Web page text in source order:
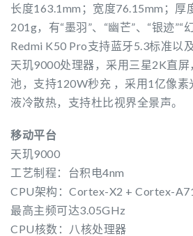
长度163.1mm；宽度76.15mm；厚
201g，有“墨羽”、“幽芒”、“银迹”“
Redmi K50 Pro支持蓝牙5.3标准以
天玑9000处理器，采用三星2K直
池，支持120W秒充 ，采用1亿像素
液冷散热，支持杜比视界全景声。
移动平台
天玑9000
工艺制程：台积电4nm
CPU架构：Cortex-X2 + Cortex-
最高主频可达3.05GHz
CPU核数：八核处理器